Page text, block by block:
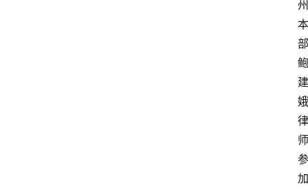
州
本
部
鲍
建
娥
律
师
参
加